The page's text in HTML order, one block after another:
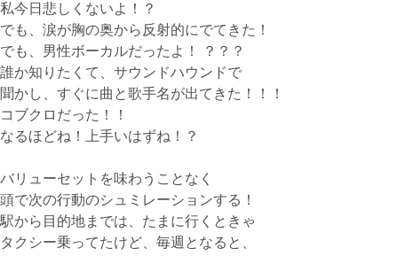
私今日悲しくないよ！？
でも、涙が胸の奥から反射的にでてきた！
でも、男性ボーカルだったよ！ ？？？
誰か知りたくて、サウンドハウンドで
聞かし、すぐに曲と歌手名が出てきた！！！
コブクロだった！！
なるほどね！上手いはずね！？
バリューセットを味わうことなく
頭で次の行動のシュミレーションする！
駅から目的地までは、たまに行くときゃ
タクシー乗ってたけど、毎週となると、